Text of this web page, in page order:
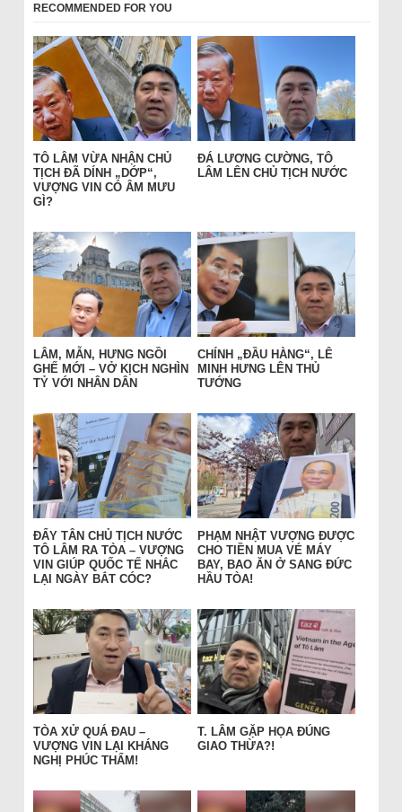
RECOMMENDED FOR YOU
TÔ LÂM VỪA NHẬN CHỦ
TỊCH ĐÃ DÍNH „DỚP“,
VƯỢNG VIN CÓ ÂM MƯU
GÌ?
ĐÁ LƯƠNG CƯỜNG, TÔ
LÂM LÊN CHỦ TỊCH NƯỚC
LÂM, MẪN, HƯNG NGỒI
GHẾ MỚI – VỞ KỊCH NGHÌN
TỶ VỚI NHÂN DÂN
CHÍNH „ĐẦU HÀNG“, LÊ
MINH HƯNG LÊN THỦ
TƯỚNG
ĐẨY TÂN CHỦ TỊCH NƯỚC
TÔ LÂM RA TÒA – VƯỢNG
VIN GIÚP QUỐC TẾ NHẮC
LẠI NGÀY BẮT CÓC?
PHẠM NHẬT VƯỢNG ĐƯỢC
CHO TIỀN MUA VÉ MÁY
BAY, BAO ĂN Ở SANG ĐỨC
HẦU TÒA!
TÒA XỬ QUÁ ĐAU –
VƯỢNG VIN LẠI KHÁNG
NGHỊ PHÚC THẨM!
T. LÂM GẶP HỌA ĐÚNG
GIAO THỪA?!